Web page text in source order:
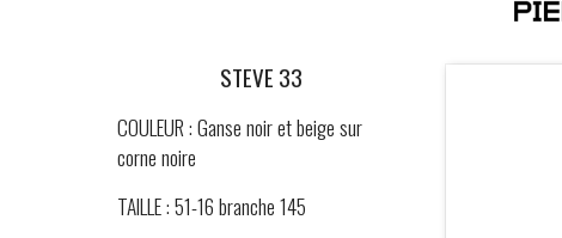
STEVE 33
COULEUR : Ganse noir et beige sur
corne noire
TAILLE : 51-16 branche 145